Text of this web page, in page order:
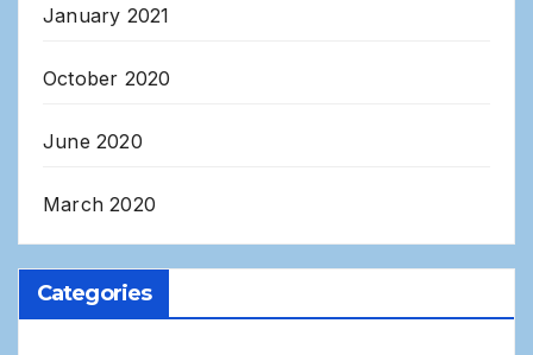
January 2021
October 2020
June 2020
March 2020
Categories